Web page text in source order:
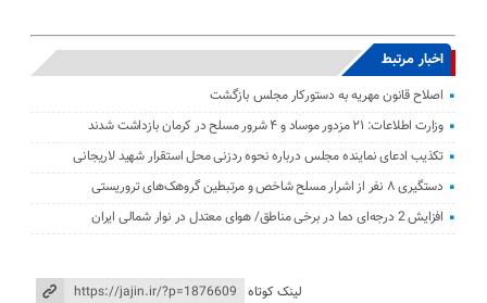
اخبار مرتبط
اصلاح قانون مهریه به دستورکار مجلس بازگشت
وزارت اطلاعات: ۲۱ مزدور موساد و ۴ شرور مسلح در کرمان بازداشت شدند
تکذیب ادعای نماینده مجلس درباره نحوه ردزنی محل استقرار شهید لاریجانی
دستگیری ۸ نفر از اشرار مسلح شاخص و مرتبطین گروهک‌های تروریستی
افزایش 2 درجه‌ای دما در برخی مناطق/ هوای معتدل در نوار شمالی ایران
لینک کوتاه